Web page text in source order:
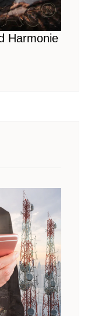
Harmonie